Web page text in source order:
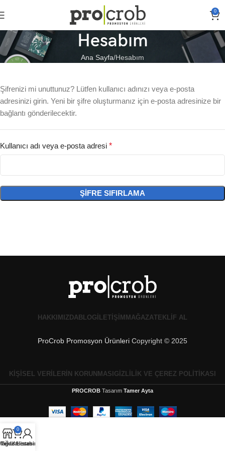
0
Hesabım
Ana Sayfa Hesabım
Şifrenizi mi unuttunuz? Lütfen kullanıcı adınızı veya e-posta
adresinizi girin. Yeni bir şifre oluşturmanız için e-posta adresinize bir
bağlantı gönderilecektir.
Kullanıcı adı veya e-posta adresi *
ŞIFRE SIFIRLAMA
HAKKIMIZDA BLOG İLETIŞIM MAĞAZATEKLIF AL
ProCrob Promosyon Ürünleri Copyright © 2025
KIŞISEL VERILERIN KORUNMASI GIZLILIK VE ÇEREZ POLITIKASI
PROCROB Tasarım Tamer Ayta
0
Teklif Listesi
Hesabım